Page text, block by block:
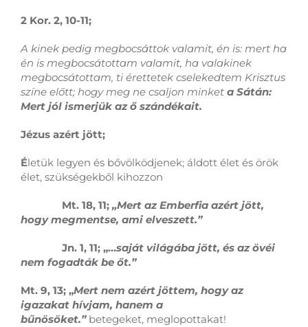
2 Kor. 2, 10-11;
A kinek pedig megbocsáttok valamit, én is: mert ha
én is megbocsátottam valamit, ha valakinek
megbocsátottam, ti érettetek cselekedtem Krisztus
színe előtt; hogy meg ne csaljon minket a Sátán:
Mert jól ismerjük az ő szándékait.
Jézus azért jött;
Életük legyen és bővölködjenek; áldott élet és örök
élet, szükségekből kihozzon
Mt. 18, 11; „Mert az Emberfia azért jött,
hogy megmentse, ami elveszett.”
Jn. 1, 11; „…saját világába jött, és az övéi
nem fogadták be őt.”
Mt. 9, 13; „Mert nem azért jöttem, hogy az
igazakat hívjam, hanem a
bűnösöket.” betegeket, meglopottakat!